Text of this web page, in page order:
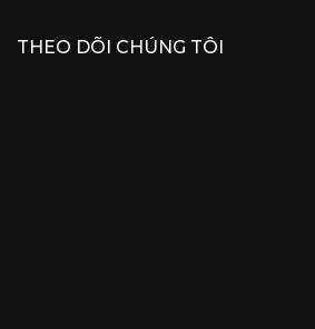
THEO DÕI CHÚNG TÔI